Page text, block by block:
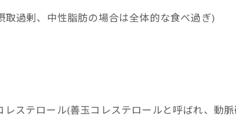
過剰、中性脂肪の場合は全体的な食べ過ぎ)
ステロール(善玉コレステロールと呼ばれ、動